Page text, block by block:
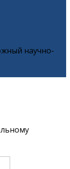
научно-